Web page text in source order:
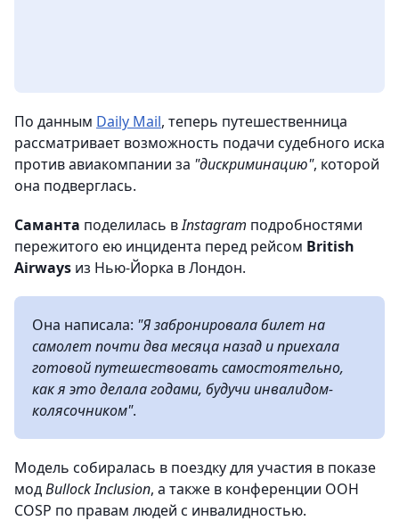
По данным Daily Mail, теперь путешественница
рассматривает возможность подачи судебного иска
против авиакомпании за "дискриминацию", которой
она подверглась.
Саманта поделилась вInstagram подробностями
пережитого ею инцидента перед рейсом British
Airways из Нью-Йорка в Лондон.
Она написала: "Я забронировала билет на
самолет почти два месяца назад и приехала
готовой путешествовать самостоятельно,
как я это делала годами, будучи инвалидом-
колясочником".
Модель собиралась в поездку для участия в показе
модBullock Inclusion, а также в конференции ООН
COSP по правам людей с инвалидностью.